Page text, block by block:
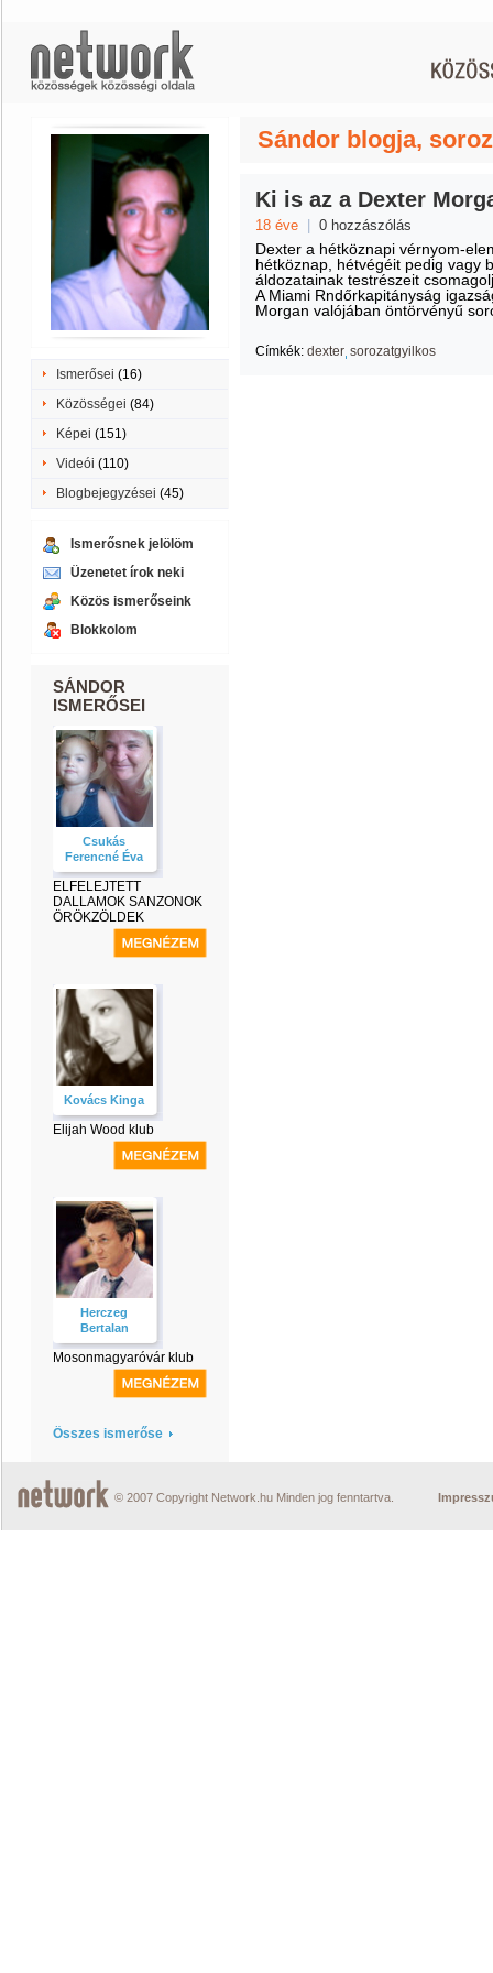
Ismerősei (16)
Közösségei (84)
Képei (151)
Videói (110)
Blogbejegyzései (45)
Ismerősnek jelölöm
Üzenetet írok neki
Közös ismerőseink
Blokkolom
SÁNDOR
ISMERŐSEI
Csukás
Ferencné Éva
ELFELEJTETT
DALLAMOK SANZONOK
ÖRÖKZÖLDEK
Kovács Kinga
Elijah Wood klub
Herczeg
Bertalan
Mosonmagyaróvár klub
Összes ismerőse
Sándor blogja,
Ki is az a Dexter
18 éve 0 hozzászólás
Dexter a hétköznapi vérnyom-
hétköznap, hétvégéit pedig vagy
áldozatainak testrészeit
A Miami Rndőrkapitányság
Morgan valójában öntörvényű
Címkék: dexter sorozatgyilkos
© 2007 Copyright Network.hu Minden jog fenntartva.